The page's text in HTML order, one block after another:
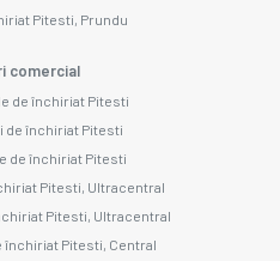
Pitesti, Prundu
comercial
de închiriat Pitesti
de închiriat Pitesti
de închiriat Pitesti
Pitesti, Ultracentral
Pitesti, Ultracentral
închiriat Pitesti, Central